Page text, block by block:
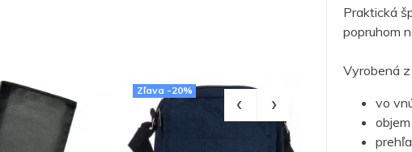
Zľava -20%
Praktická
popruhom
Vyrobená
vo